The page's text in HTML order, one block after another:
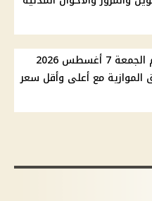
أسعار الدولار اليوم الجمعة 7 أغسطس 2026
الموازية مع أعلى وأقل سعر